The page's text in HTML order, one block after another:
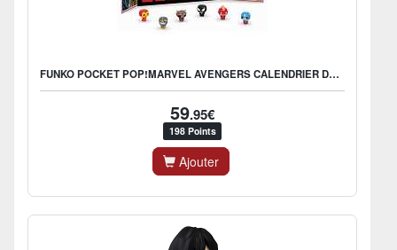
FUNKO POCKET POP!MARVEL AVENGERS CALENDRIER DE L'AVENT
59.95€
198 Points
Ajouter